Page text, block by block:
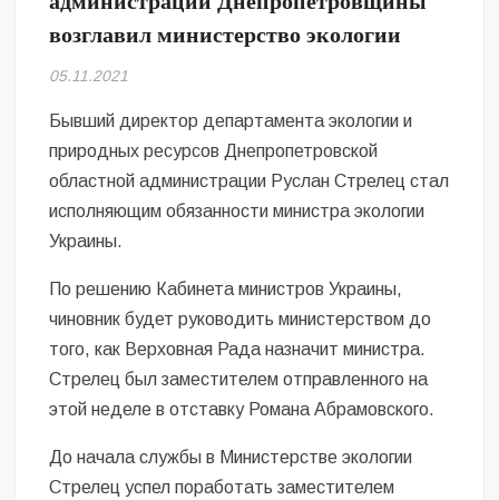
Безугла закликає валити Сирського
Світові бренди одягу та взуття: розвиток ринку та вплив на
сучасну моду
Командувач ВМС Неїжпапа закликав не дестабілізувати ситуацію
навколо керівництва армії
возглавил министерство экологии
05.11.2021
Бывший директор департамента экологии и
природных ресурсов Днепропетровской
областной администрации Руслан Стрелец стал
исполняющим обязанности министра экологии
Украины.
По решению Кабинета министров Украины,
чиновник будет руководить министерством до
того, как Верховная Рада назначит министра.
Стрелец был заместителем отправленного на
этой неделе в отставку Романа Абрамовского.
До начала службы в Министерстве экологии
Стрелец успел поработать заместителем